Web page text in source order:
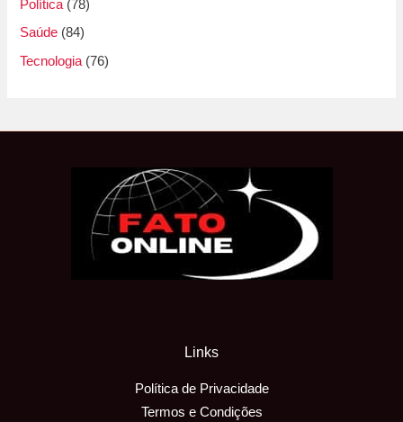
Política (78)
Saúde (84)
Tecnologia(76)
Links
Política de Privacidade
Termos e Condições